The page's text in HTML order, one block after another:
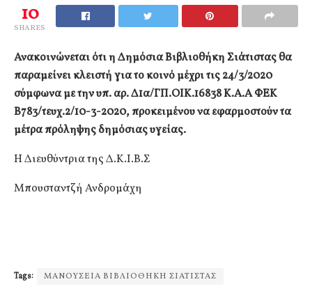
10
SHARES
Ανακοινώνεται ότι η Δημόσια Βιβλιοθήκη Σιάτιστας θα
παραμείνει κλειστή για το κοινό μέχρι τις 24/3/2020
σύμφωνα με την υπ. αρ. Δ1α/ΓΠ.ΟΙΚ.16838 Κ.Α.Α ΦΕΚ
Β783/τευχ.2/10-3-2020, προκειμένου να εφαρμοστούν τα
μέτρα πρόληψης δημόσιας υγείας.
Η Διευθύντρια της Δ.Κ.Ι.Β.Σ
Μπουσταντζή Ανδρομάχη
Tags: ΜΑΝΟΥΣΕΙΑ ΒΙΒΛΙΟΘΗΚΗ ΣΙΑΤΙΣΤΑΣ